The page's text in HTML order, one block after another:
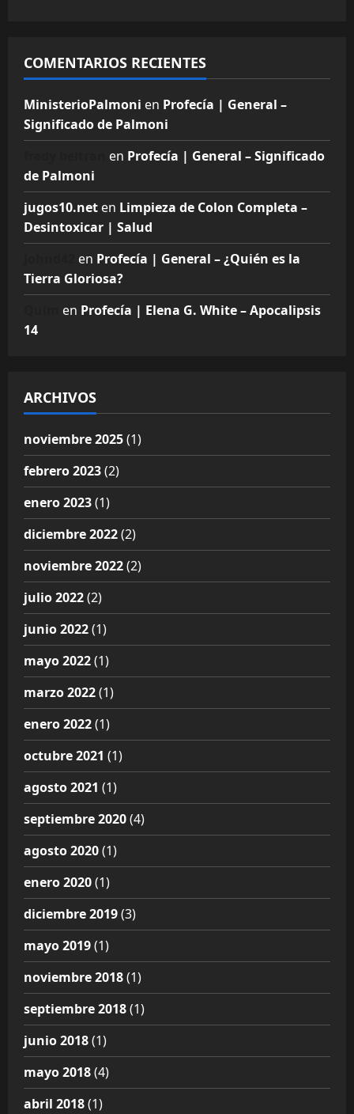
COMENTARIOS RECIENTES
MinisterioPalmoni en Profecía | General –
Significado de Palmoni
en Profecía | General – Significado
de Palmoni
jugos10.net en Limpieza de Colon Completa –
Desintoxicar | Salud
en Profecía | General – ¿Quién es la
Tierra Gloriosa?
en Profecía | Elena G. White – Apocalipsis
14
ARCHIVOS
noviembre 2025(1)
febrero 2023(2)
enero 2023(1)
diciembre 2022(2)
noviembre 2022(2)
julio 2022(2)
junio 2022(1)
mayo 2022(1)
marzo 2022(1)
enero 2022(1)
octubre 2021 (1)
agosto 2021 (1)
septiembre 2020(4)
agosto 2020(1)
enero 2020(1)
diciembre 2019(3)
mayo 2019(1)
noviembre 2018(1)
septiembre 2018(1)
junio 2018(1)
mayo 2018(4)
abril 2018(1)